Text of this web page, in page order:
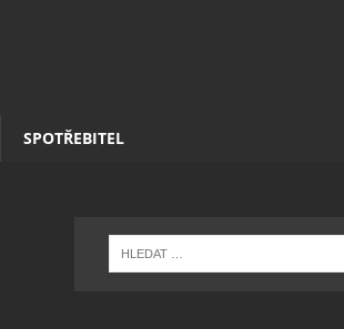
SPOTŘEBITEL